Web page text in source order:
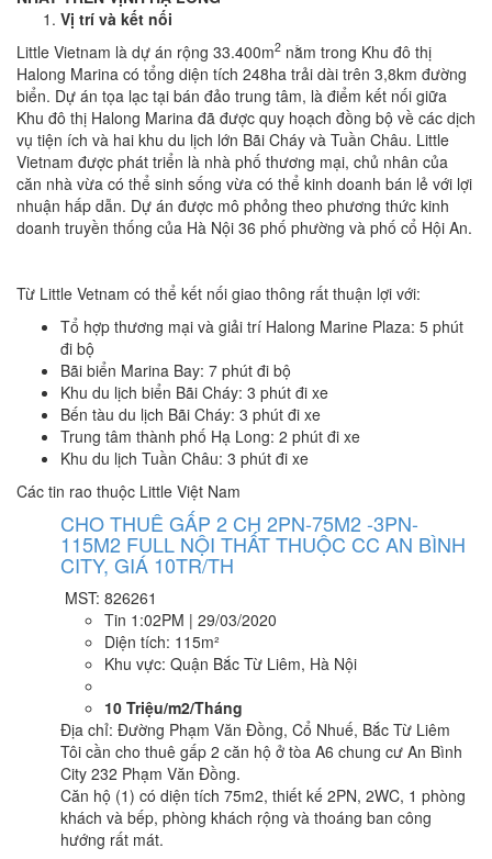
Vị trí và kết nối
Little Vietnam là dự án rộng 33.400m2 nằm trong Khu đô thị
Halong Marina có tổng diện tích 248ha trải dài trên 3,8km đường
biển. Dự án tọa lạc tại bán đảo trung tâm, là điểm kết nối giữa
Khu đô thị Halong Marina đã được quy hoạch đồng bộ về các dịch
vụ tiện ích và hai khu du lịch lớn Bãi Cháy và Tuần Châu. Little
Vietnam được phát triển là nhà phố thương mại, chủ nhân của
căn nhà vừa có thể sinh sống vừa có thể kinh doanh bán lẻ với lợi
nhuận hấp dẫn. Dự án được mô phỏng theo phương thức kinh
doanh truyền thống của Hà Nội 36 phố phường và phố cổ Hội An.
Từ Little Vetnam có thể kết nối giao thông rất thuận lợi với:
Tổ hợp thương mại và giải trí Halong Marine Plaza: 5 phút
đi bộ
Bãi biển Marina Bay: 7 phút đi bộ
Khu du lịch biển Bãi Cháy: 3 phút đi xe
Bến tàu du lịch Bãi Cháy: 3 phút đi xe
Trung tâm thành phố Hạ Long: 2 phút đi xe
Khu du lịch Tuần Châu: 3 phút đi xe
Các tin rao thuộc Little Việt Nam
CHO THUÊ GẤP 2 CH 2PN-75M2 -3PN-
115M2 FULL NỘI THẤT THUỘC CC AN BÌNH
CITY, GIÁ 10TR/TH
MST: 826261
Tin 1:02PM | 29/03/2020
Diện tích: 115m²
Khu vực: Quận Bắc Từ Liêm, Hà Nội
10 Triệu/m2/Tháng
Địa chỉ: Đường Phạm Văn Đồng, Cổ Nhuế, Bắc Từ Liêm
Tôi cần cho thuê gấp 2 căn hộ ở tòa A6 chung cư An Bình
City 232 Phạm Văn Đồng.
Căn hộ (1) có diện tích 75m2, thiết kế 2PN, 2WC, 1 phòng
khách và bếp, phòng khách rộng và thoáng ban công
hướng rất mát.